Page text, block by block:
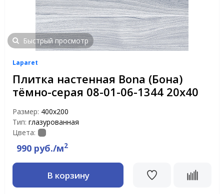
Быстрый просмотр
Laparet
Плитка настенная Bona (Бона)
тёмно-серая 08-01-06-1344 20х40
Размер: 400х200
Тип: глазурованная
Цвета:
990 руб./м2
В корзину